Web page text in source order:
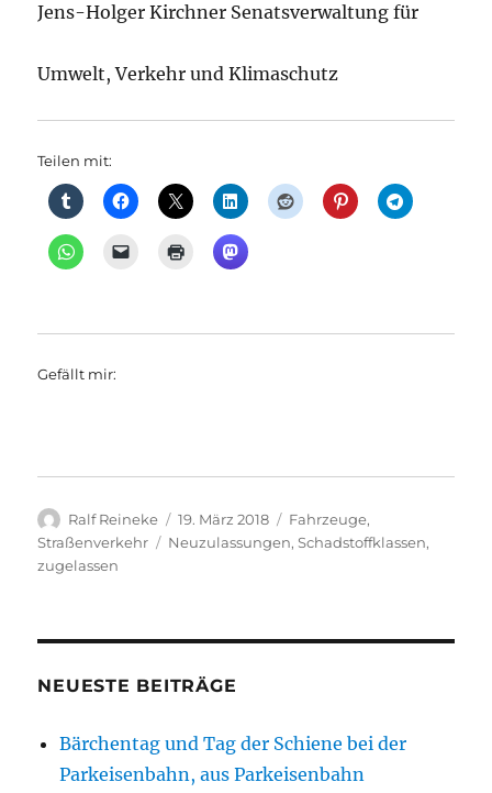
Jens-Holger Kirchner Senatsverwaltung für
Umwelt, Verkehr und Klimaschutz
Teilen mit:
Gefällt mir:
Autor
Ralf Reineke
Veröffentlicht
am
19. März 2018 Kategorien
Fahrzeuge,
Straßenverkehr
Schlagwörter
Neuzulassungen,Schadstoffklassen,
zugelassen
NEUESTE BEITRÄGE
Bärchentag und Tag der Schiene bei der
Parkeisenbahn, aus Parkeisenbahn